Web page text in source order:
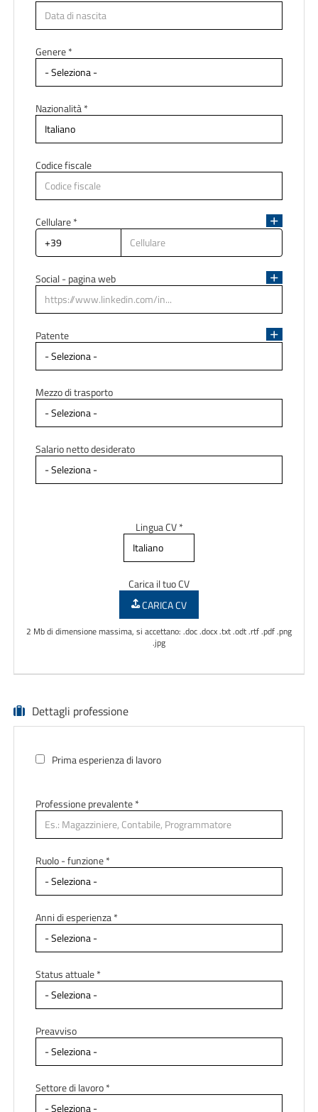
Paese di residenza *
Regione di residenza *
Città di residenza
Indirizzo di residenza
Genere *
Nazionalità *
Codice fiscale
Cellulare *
Social - pagina web
Patente
Mezzo di trasporto
Salario netto desiderato
Lingua CV *
Carica il tuo CV
CARICA CV
2 Mb di dimensione massima, si accettano: .doc .docx .txt .odt .rtf .pdf .png
.jpg
Dettagli professione
Prima esperienza di lavoro
Professione prevalente*
Ruolo - funzione *
Anni di esperienza *
Status attuale *
Preavviso
Settore di lavoro *